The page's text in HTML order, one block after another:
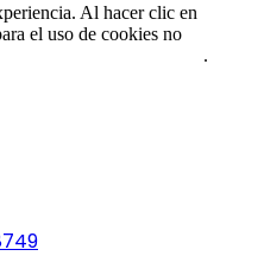
Al hacer clic en
el uso de cookies no
.